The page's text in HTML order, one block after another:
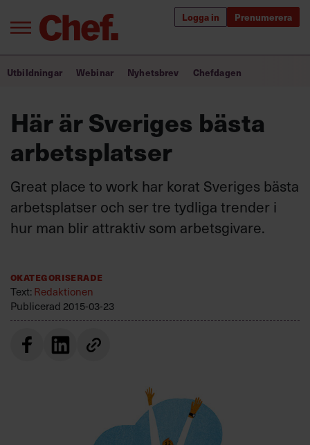
Logga in Prenumerera
Om oss
Kontakta oss
Kundservice
Villkor och policy för
personuppgiftsbehandling
Bra ledare förändrar världen
Utbildning för ledare
Chefakademin+
Populära utbildningar
Utbildningar Webinar Nyhetsbrev Chefdagen
Här är Sveriges bästa
arbetsplatser
Great place to work har korat Sveriges bästa
arbetsplatser och ser tre tydliga trender i
hur man blir attraktiv som arbetsgivare.
Okategoriserade
Text:Redaktionen
Publicerad 2015-03-23